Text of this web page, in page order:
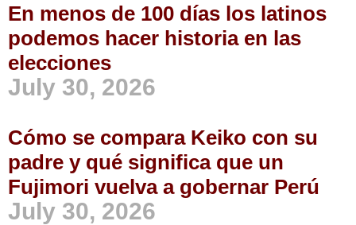
En menos de 100 días los latinos
podemos hacer historia en las
elecciones
July 30, 2026
Cómo se compara Keiko con su
padre y qué significa que un
Fujimori vuelva a gobernar Perú
July 30, 2026